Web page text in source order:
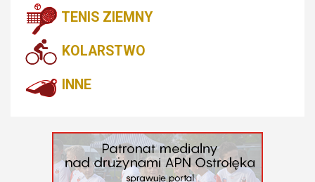
TENIS ZIEMNY
KOLARSTWO
INNE